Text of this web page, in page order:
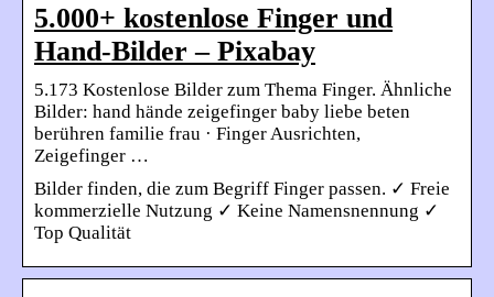
5.000+ kostenlose Finger und
Hand-Bilder – Pixabay
5.173 Kostenlose Bilder zum Thema Finger. Ähnliche
Bilder: hand hände zeigefinger baby liebe beten
berühren familie frau · Finger Ausrichten,
Zeigefinger …
Bilder finden, die zum Begriff Finger passen. ✓ Freie
kommerzielle Nutzung ✓ Keine Namensnennung ✓
Top Qualität